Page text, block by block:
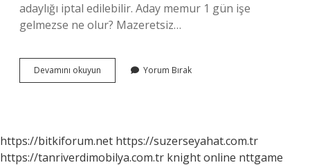
adaylığı iptal edilebilir. Aday memur 1 gün işe
gelmezse ne olur? Mazeretsiz…
Devamını okuyun
Memurluk
Yorum Bırak
https://bitkiforum.net https://suzerseyahat.com.tr
https://tanriverdimobilya.com.tr knight online nttgame